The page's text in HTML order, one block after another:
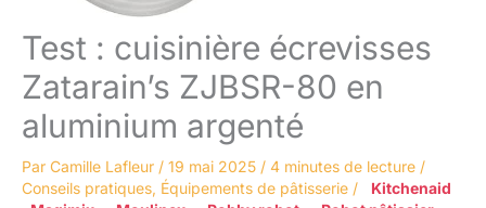
Test : cuisinière écrevisses
Zatarain’s ZJBSR-80 en
aluminium argenté
Par Camille Lafleur / 19 mai 2025 / 4 minutes de lecture /
Conseils pratiques, Équipements de pâtisserie /
Kitchenaid